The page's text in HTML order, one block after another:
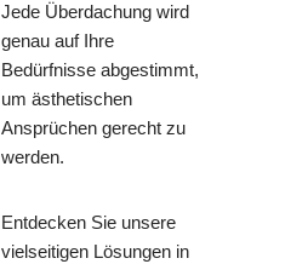
Jede Überdachung wird
genau auf Ihre
Bedürfnisse abgestimmt,
um ästhetischen
Ansprüchen gerecht zu
werden.
Entdecken Sie unsere
vielseitigen Lösungen in